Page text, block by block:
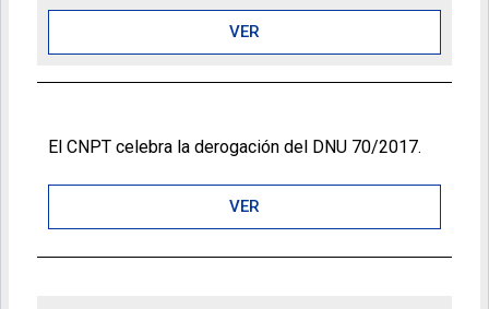
VER
El CNPT celebra la derogación del DNU 70/2017.
VER